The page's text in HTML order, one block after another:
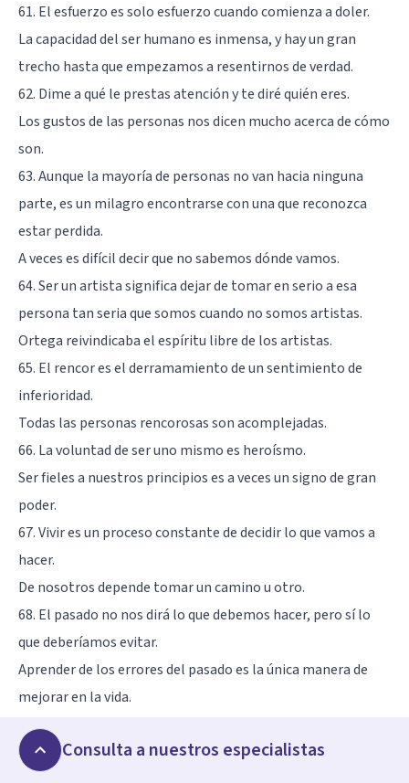
61. El esfuerzo es solo esfuerzo cuando comienza a doler.
La capacidad del ser humano es inmensa, y hay un gran
trecho hasta que empezamos a resentirnos de verdad.
62. Dime a qué le prestas atención y te diré quién eres.
Los gustos de las personas nos dicen mucho acerca de cómo
son.
63. Aunque la mayoría de personas no van hacia ninguna
parte, es un milagro encontrarse con una que reconozca
estar perdida.
A veces es difícil decir que no sabemos dónde vamos.
64. Ser un artista significa dejar de tomar en serio a esa
persona tan seria que somos cuando no somos artistas.
Ortega reivindicaba el espíritu libre de los artistas.
65. El rencor es el derramamiento de un sentimiento de
inferioridad.
Todas las personas rencorosas son acomplejadas.
66. La voluntad de ser uno mismo es heroísmo.
Ser fieles a nuestros principios es a veces un signo de gran
poder.
67. Vivir es un proceso constante de decidir lo que vamos a
hacer.
De nosotros depende tomar un camino u otro.
68. El pasado no nos dirá lo que debemos hacer, pero sí lo
que deberíamos evitar.
Aprender de los errores del pasado es la única manera de
mejorar en la vida.
69. El cínico, un parásito de la civilización, vive negándolo,
por la sencilla razón de que está convencido de que no
Consulta a nuestros especialistas